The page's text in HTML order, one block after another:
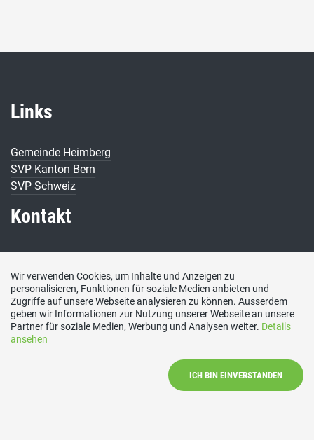
Links
Gemeinde Heimberg
SVP Kanton Bern
SVP Schweiz
Kontakt
Präsident SVP Heimberg
Bäumbergstrasse 6
3627 Heimberg
Tel: 079 873 34 95
Social Media
Wir verwenden Cookies, um Inhalte und Anzeigen zu
personalisieren, Funktionen für soziale Medien anbieten und
Zugriffe auf unsere Webseite analysieren zu können. Ausserdem
geben wir Informationen zur Nutzung unserer Webseite an unsere
Partner für soziale Medien, Werbung und Analysen weiter. Details
ansehen
ICH BIN EINVERSTANDEN